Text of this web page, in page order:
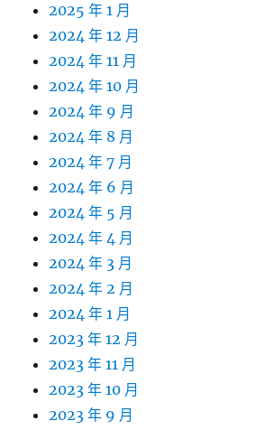
2025 年 1 月
2024 年 12 月
2024 年 11 月
2024 年 10 月
2024 年 9 月
2024 年 8 月
2024 年 7 月
2024 年 6 月
2024 年 5 月
2024 年 4 月
2024 年 3 月
2024 年 2 月
2024 年 1 月
2023 年 12 月
2023 年 11 月
2023 年 10 月
2023 年 9 月